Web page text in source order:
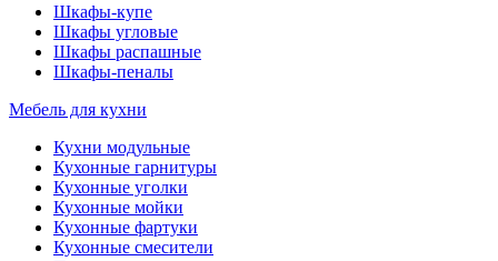
Шкафы-купе
Шкафы угловые
Шкафы распашные
Шкафы-пеналы
Мебель для кухни
Кухни модульные
Кухонные гарнитуры
Кухонные уголки
Кухонные мойки
Кухонные фартуки
Кухонные смесители